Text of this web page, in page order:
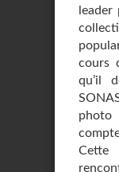
cours
qu’il
photo